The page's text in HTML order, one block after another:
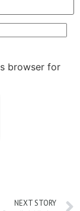
browser for
NEXT STORY